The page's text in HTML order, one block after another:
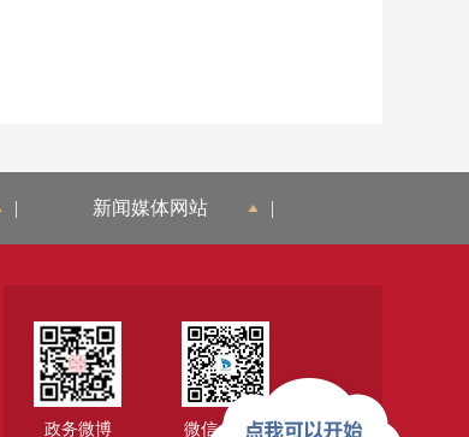
| 新闻媒体网站 |
政务微博 微信公众号